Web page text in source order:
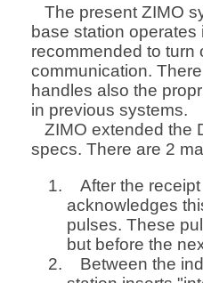
The present ZIMO
base station operates
recommended to turn
communication.
handles also the
in previous systems.
ZIMO extended the
specs. There are 2
After the
acknowledges
pulses. These
but before the
Between the